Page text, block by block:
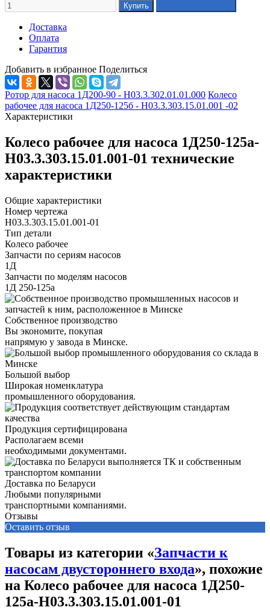
Доставка
Оплата
Гарантия
Добавить в избранное Поделиться
Ротор для насоса 1Д200-90 - Н03.3.302.01.01.000 Колесо
рабочее для насоса 1Д250-125б - Н03.3.303.15.01.001 -02
Характеристики
Колесо рабочее для насоса 1Д250-125а-
Н03.3.303.15.01.001-01 технические
характеристики
Общие характеристики
Номер чертежа
Н03.3.303.15.01.001-01
Тип детали
Колесо рабочее
Запчасти по сериям насосов
1Д
Запчасти по моделям насосов
1Д 250-125а
Собственное производство
Вы экономите, покупая
напрямую у завода в Минске.
Большой выбор
Широкая номенклатура
промышленного оборудования.
Продукция сертифицирована
Располагаем всеми
необходимыми документами.
Доставка по Беларуси
Любыми популярными
транспортными компаниями.
Отзывы
Оставить отзыв
Товары из категории «Запчасти к
насосам двустороннего входа», похожие
на Колесо рабочее для насоса 1Д250-
125а-Н03.3.303.15.01.001-01